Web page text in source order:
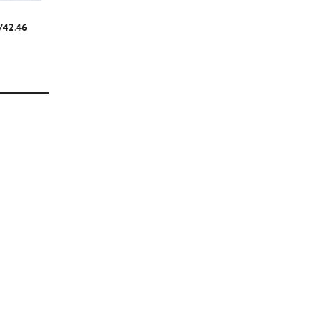
42.46